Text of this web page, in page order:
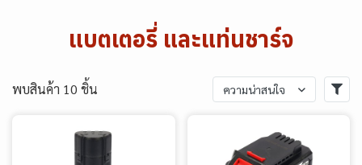
แบตเตอรี่ และแท่นชาร์จ
พบสินค้า 10 ชิ้น ความน่าสนใจ